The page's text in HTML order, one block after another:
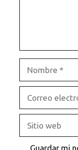
electrónico
web
Guardar mi